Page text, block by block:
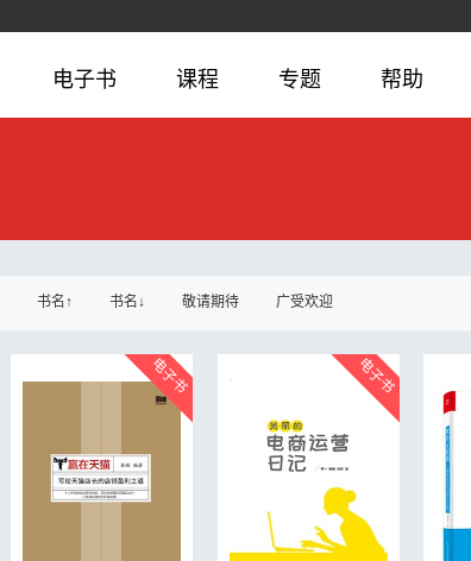
电子书 课程 专题 帮助
书名↑ 书名↓ 敬请期待 广受欢迎